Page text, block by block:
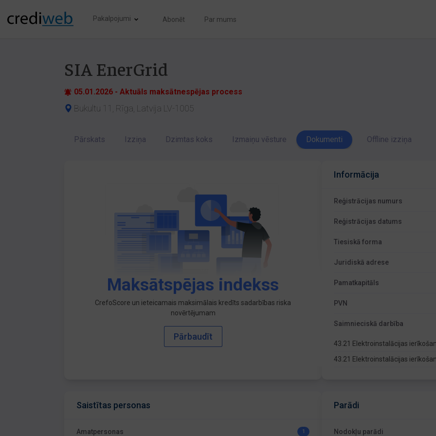
Pakalpojumi Abonēt Par mums
SIA EnerGrid
05.01.2026 - Aktuāls maksātnespējas process
Bukultu 11, Rīga, Latvija LV-1005
Pārskats Izziņa Dzimtas koks Izmaiņu vēsture Dokumenti Offline izziņa
Maksātspējas indekss
CrefoScore un ieteicamais maksimālais kredīts sadarbības riska
novērtējumam
Pārbaudīt
Informācija
Reģistrācijas numurs
Reģistrācijas datums
Tiesiskā forma
Juridiskā adrese
Pamatkapitāls
PVN
Saimnieciskā darbība
43.21 Elektroinstalācijas
43.21 Elektroinstalācijas
Saistītas personas
Amatpersonas 1
Parādi
Nodokļu parādi